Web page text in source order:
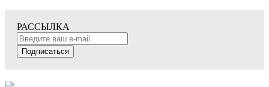
РАССЫЛКА
Подписаться